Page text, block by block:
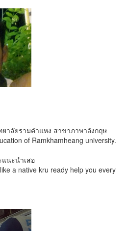
าลัยรามคำแหง สาขาภาษาอังกฤษ
of Ramkhamheang university.
แนะนำเสอ
a native kru ready help you every